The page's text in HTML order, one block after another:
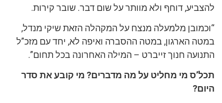
להצביע, דוחף ולא מוותר על שום דבר. שובר קירות.
“וכמובן מלמעלה מנצח על המקהלה הזאת שיקי מנדל,
במטה הארגון, במטה ההסברה ואיפה לא, יחד עם מזכ”ל
התנועה חנוך זייברט – המילה האחרונה בכל תחום”.
תכל’ס מי מחליט על מה מדברים? מי קובע את סדר
היום?